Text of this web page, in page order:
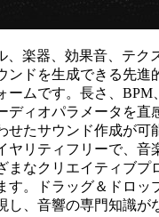
、楽器、効果音、テク
ンドを生成できる先進
ームです。長さ、BPM
ディオパラメータを直
せたサウンド作成が可
ヤリティフリーで、音
まなクリエイティブプ
す。ドラッグ＆ドロッ
し、音響の専門知識が